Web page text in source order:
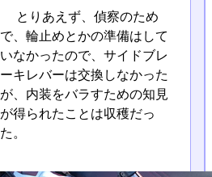
とりあえず、偵察のため
で、輪止めとかの準備はして
いなかったので、サイドブレ
ーキレバーは交換しなかった
が、内装をバラすための知見
が得られたことは収穫だっ
た。